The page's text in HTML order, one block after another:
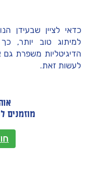
כדאי לציין שבעידן
למיתוג טוב יותר,
הדיגיטליות משפרת
לעשות זאת.
מוזמנים